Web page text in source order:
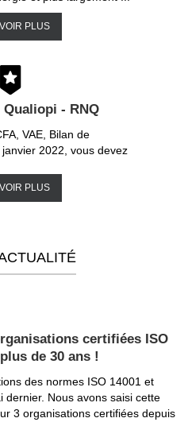
PLUS
- RNQ
VAE, Bilan de
2022, vous devez
PLUS
certifiées ISO
de 30 ans !
des normes ISO 14001 et
dernier. Nous avons saisi cette
3 organisations certifiées depuis